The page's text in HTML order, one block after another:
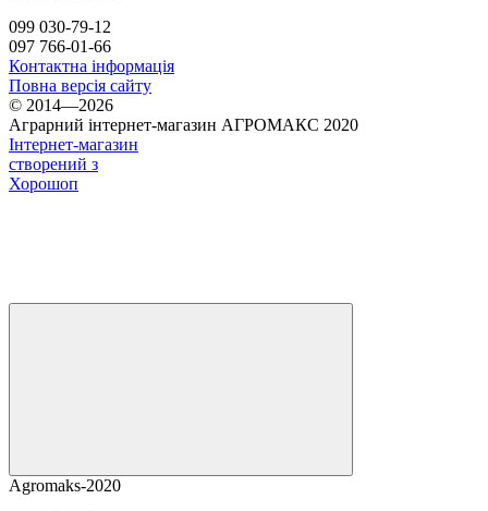
099 030-79-12
097 766-01-66
Контактна інформація
Повна версія сайту
© 2014—2026
Аграрний інтернет-магазин АГРОМАКС 2020
Інтернет-магазин
створений з
Хорошоп
Agromaks-2020